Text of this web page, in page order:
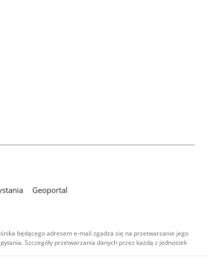
Geoportal
będącego adresem e-mail zgadza się na przetwarzanie jego
Szczegóły przetwarzania danych przez każdą z jednostek